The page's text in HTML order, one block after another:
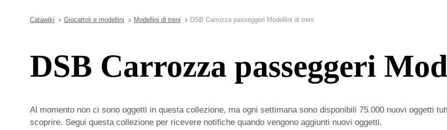
Catawiki Giocattoli e modellini Modellini di treni DSB Carrozza passeggeri Modellini di treni
DSB Carrozza passeggeri
Al momento non ci sono oggetti in questa collezione, ma ogni settimana sono disponibili 75.000 nuovi oggetti
scoprire. Segui questa collezione per ricevere notifiche quando vengono aggiunti nuovi oggetti.